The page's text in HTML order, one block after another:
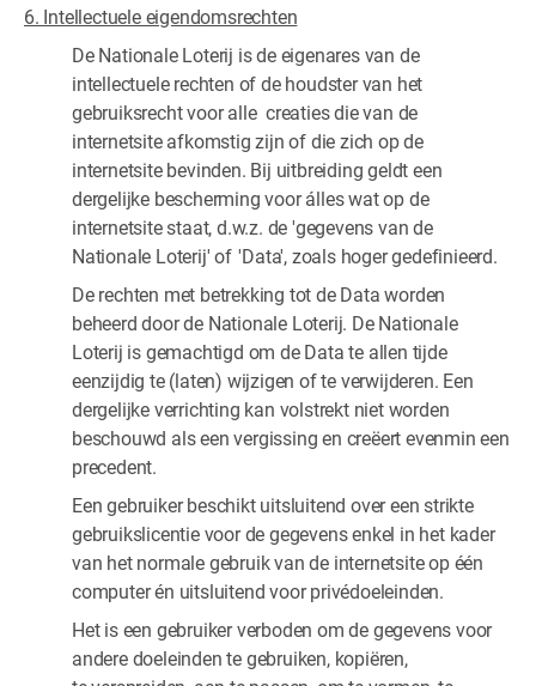
6. Intellectuele eigendomsrechten
De Nationale Loterij is de eigenares van de
intellectuele rechten of de houdster van het
gebruiksrecht voor alle creaties die van de
internetsite afkomstig zijn of die zich op de
internetsite bevinden. Bij uitbreiding geldt een
dergelijke bescherming voor álles wat op de
internetsite staat, d.w.z. de 'gegevens van de
Nationale Loterij' of 'Data', zoals hoger gedefinieerd.
De rechten met betrekking tot de Data worden
beheerd door de Nationale Loterij. De Nationale
Loterij is gemachtigd om de Data te allen tijde
eenzijdig te (laten) wijzigen of te verwijderen. Een
dergelijke verrichting kan volstrekt niet worden
beschouwd als een vergissing en creëert evenmin een
precedent.
Een gebruiker beschikt uitsluitend over een strikte
gebruikslicentie voor de gegevens enkel in het kader
van het normale gebruik van de internetsite op één
computer én uitsluitend voor privédoeleinden.
Het is een gebruiker verboden om de gegevens voor
andere doeleinden te gebruiken, kopiëren,